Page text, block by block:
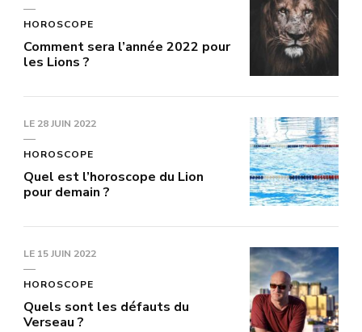
HOROSCOPE
Comment sera l’année 2022 pour
les Lions ?
LE 28 JUIN 2022
HOROSCOPE
Quel est l’horoscope du Lion
pour demain ?
LE 15 JUIN 2022
HOROSCOPE
Quels sont les défauts du
Verseau ?